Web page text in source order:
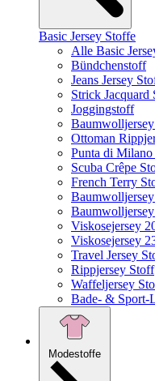
Basic Jersey Stoffe
Alle Basic
Bündchenstoff
Jeans Jersey
Strick
Joggingstoff
Ottoman
Punta di
Scuba Crêpe
French Terry
Viskosejersey
Viskosejersey
Travel Jersey
Rippjersey Stoff
Waffeljersey
Bade- & Sport-
Modestoffe